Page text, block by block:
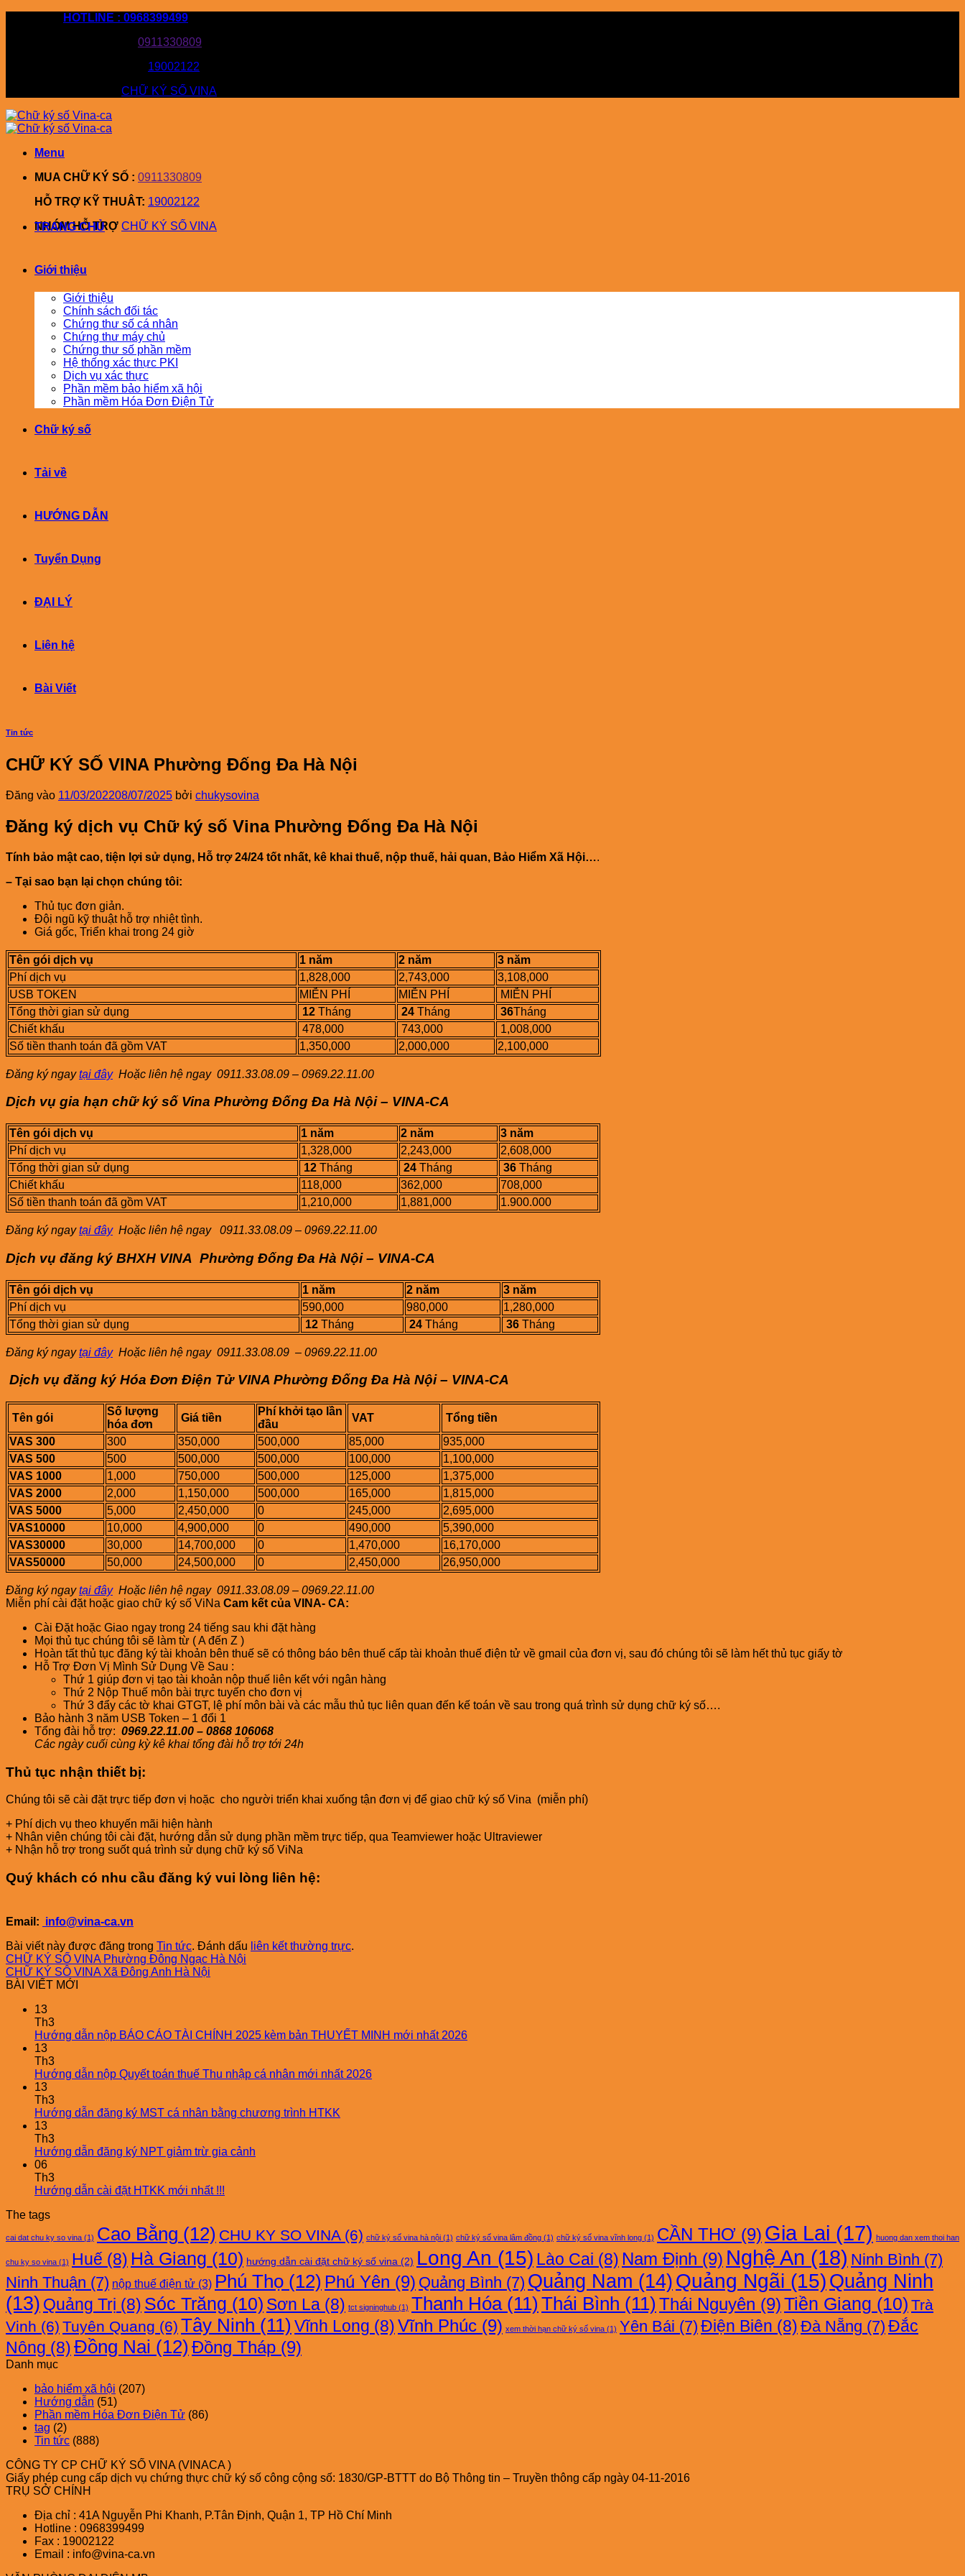
HOTLINE : 0968399499
0911330809
19002122
CHỮ KÝ SỐ VINA
Menu
MUA CHỮ KÝ SỐ : 0911330809
HỖ TRỢ KỸ THUÂT: 19002122
NHÓM HỖ TRỢ CHỮ KÝ SỐ VINA
TRANG CHỦ
Giới thiệu
Giới thiệu
Chính sách đối tác
Chứng thư số cá nhân
Chứng thư máy chủ
Chứng thư số phần mềm
Hệ thống xác thực PKI
Dịch vụ xác thực
Phần mềm bảo hiểm xã hội
Phần mềm Hóa Đơn Điện Tử
Chữ ký số
Tải về
HƯỚNG DẪN
Tuyển Dụng
ĐẠI LÝ
Liên hệ
Bài Viết
Tin tức
CHỮ KÝ SỐ VINA Phường Đống Đa Hà Nội
Đăng vào 11/03/202208/07/2025 bởi chukysovina
Đăng ký dịch vụ Chữ ký số Vina Phường Đống Đa Hà Nội
Tính bảo mật cao, tiện lợi sử dụng, Hỗ trợ 24/24 tốt nhất, kê khai thuế, nộp thuế, hải quan, Bảo Hiểm Xã Hội….
– Tại sao bạn lại chọn chúng tôi:
Thủ tục đơn giản.
Đội ngũ kỹ thuật hỗ trợ nhiệt tình.
Giá gốc, Triển khai trong 24 giờ
Tên gói dịch vụ 1 năm 2 năm
3 năm
Phí dịch vụ
1,828,000 2,743,000
3,108,000
USB TOKEN
MIỄN PHÍ MIỄN PHÍ
MIỄN PHÍ
Tổng thời gian sử dụng
12 Tháng 24 Tháng 36Tháng
Chiết khấu
478,000 743,000
1,008,000
Số tiền thanh toán đã gồm VAT
1,350,000 2,000,000 2,100,000
Đăng ký ngaytại đâyHoặc liên hệ ngay 0911.33.08.09 – 0969.22.11.00
Dịch vụ gia hạn chữ ký số Vina Phường Đống Đa Hà Nội – VINA-CA
Tên gói dịch vụ 1 năm 2 năm
3 năm
Phí dịch vụ
1,328,000 2,243,000
2,608,000
Tổng thời gian sử dụng
12 Tháng 24 Tháng 36 Tháng
Chiết khấu
118,000 362,000
708,000
Số tiền thanh toán đã gồm VAT
1,210,000 1,881,000 1.900.000
Đăng ký ngaytại đâyHoặc liên hệ ngay 0911.33.08.09 – 0969.22.11.00
Dịch vụ đăng ký BHXH VINA Phường Đống Đa Hà Nội – VINA-CA
Tên gói dịch vụ 1 năm 2 năm
3 năm
Phí dịch vụ
590,000 980,000
1,280,000
Tổng thời gian sử dụng
12 Tháng 24 Tháng 36 Tháng
Đăng ký ngaytại đâyHoặc liên hệ ngay0911.33.08.09 – 0969.22.11.00
Dịch vụ đăng ký Hóa Đơn Điện Tử VINA Phường Đống Đa Hà Nội – VINA-CA
Tên gói
Số lượng
hóa đơn
Giá tiền
Phí khởi tạo lần
đầu
VAT
Tổng tiền
VAS 300
300 350,000 500,000 85,000
935,000
VAS 500
500 500,000 500,000 100,000
1,100,000
VAS 1000
1,000 750,000 500,000 125,000
1,375,000
VAS 2000
2,000 1,150,000 500,000 165,000
1,815,000
VAS 5000
5,000 2,450,000 0 245,000
2,695,000
VAS10000
10,000 4,900,000 0 490,000
5,390,000
VAS30000
30,000 14,700,000 0 1,470,000
16,170,000
VAS50000
50,000 24,500,000 0 2,450,000 26,950,000
Đăng ký ngaytại đâyHoặc liên hệ ngay 0911.33.08.09 – 0969.22.11.00
Miễn phí cài đặt hoặc giao chữ ký số ViNa Cam kết của VINA- CA:
Cài Đặt hoặc Giao ngay trong 24 tiếng sau khi đặt hàng
Mọi thủ tục chúng tôi sẽ làm từ ( A đến Z )
Hoàn tất thủ tục đăng ký tài khoản bên thuế sẽ có thông báo bên thuế cấp tài khoản thuế điện tử về gmail của đơn vị, sau đó chúng tôi sẽ làm hết thủ tục giấy tờ
Hỗ Trợ Đơn Vị Mình Sử Dụng Về Sau :
Thứ 1 giúp đơn vị tạo tài khoản nộp thuế liên kết với ngân hàng
Thứ 2 Nộp Thuế môn bài trực tuyến cho đơn vị
Thứ 3 đẩy các tờ khai GTGT, lệ phí môn bài và các mẫu thủ tục liên quan đến kế toán về sau trong quá trình sử dụng chữ ký số….
Bảo hành 3 năm USB Token – 1 đổi 1
Tổng đài hỗ trợ: 0969.22.11.00 – 0868 106068
Các ngày cuối cùng kỳ kê khai tổng đài hỗ trợ tới 24h
Thủ tục nhận thiết bị:
Chúng tôi sẽ cài đặt trực tiếp đơn vị hoặc cho người triển khai xuống tận đơn vị để giao chữ ký số Vina (miễn phí)
+ Phí dịch vụ theo khuyến mãi hiện hành
+ Nhân viên chúng tôi cài đặt, hướng dẫn sử dụng phần mềm trực tiếp, qua Teamviewer hoặc Ultraviewer
+ Nhận hỗ trợ trong suốt quá trình sử dụng chữ ký số ViNa
Quý khách có nhu cầu đăng ký vui lòng liên hệ:
Email: info@vina-ca.vn
Bài viết này được đăng trong Tin tức. Đánh dấu liên kết thường trực.
CHỮ KÝ SỐ VINA Phường Đông Ngạc Hà Nội
CHỮ KÝ SÔ VINA Xã Đông Anh Hà Nội
BÀI VIẾT MỚI
13
Th3
Hướng dẫn nộp BÁO CÁO TÀI CHÍNH 2025 kèm bản THUYẾT MINH mới nhất 2026
13
Th3
Hướng dẫn nộp Quyết toán thuế Thu nhập cá nhân mới nhất 2026
13
Th3
Hướng dẫn đăng ký MST cá nhân bằng chương trình HTKK
13
Th3
Hướng dẫn đăng ký NPT giảm trừ gia cảnh
06
Th3
Hướng dẫn cài đặt HTKK mới nhất !!!
The tags
cai dat chu ky so vina (1) Cao Bằng (12) CHU KY SO VINA(6) chữ ký số vina hà nội (1) chữ ký số vina lâm đồng (1) chữ ký số vina vĩnh long (1) CẦN THƠ (9) Gia Lai (17) huong dan xem thoi han
chu ky so vina (1) Huế (8) Hà Giang (10) hướng dẫn cài đặt chữ ký số vina (2) Long An (15) Lào Cai (8) Nam Định (9) Nghệ An (18) Ninh Bình (7)
Ninh Thuận (7) nộp thuế điện tử (3) Phú Thọ (12) Phú Yên (9) Quảng Bình (7) Quảng Nam (14)Quảng Ngãi (15) Quảng Ninh
(13) Quảng Trị (8) Sóc Trăng (10) Sơn La (8) tct signinghub (1) Thanh Hóa(11) Thái Bình (11) Thái Nguyên (9)Tiền Giang (10) Trà
Vinh (6) Tuyên Quang (6) Tây Ninh (11) Vĩnh Long (8)Vĩnh Phúc (9) xem thời hạn chữ ký số vina (1) Yên Bái (7) Điện Biên (8) Đà Nẵng (7) Đắc
Nông (8)Đồng Nai (12) Đồng Tháp (9)
Danh mục
bảo hiểm xã hội (207)
Hướng dẫn (51)
Phần mềm Hóa Đơn Điện Tử (86)
tag (2)
Tin tức (888)
CÔNG TY CP CHỮ KÝ SỐ VINA (VINACA )
Giấy phép cung cấp dịch vụ chứng thực chữ ký số công cộng số: 1830/GP-BTTT do Bộ Thông tin – Truyền thông cấp ngày 04-11-2016
TRỤ SỞ CHÍNH
Địa chỉ : 41A Nguyễn Phi Khanh, P.Tân Định, Quận 1, TP Hồ Chí Minh
Hotline : 0968399499
Fax : 19002122
Email : info@vina-ca.vn